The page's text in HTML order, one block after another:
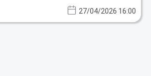
27/04/2026 16:00